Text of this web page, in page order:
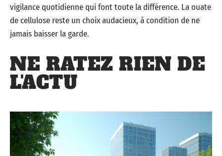
vigilance quotidienne qui font toute la différence. La ouate
de cellulose reste un choix audacieux, à condition de ne
jamais baisser la garde.
NE RATEZ RIEN DE
L'ACTU